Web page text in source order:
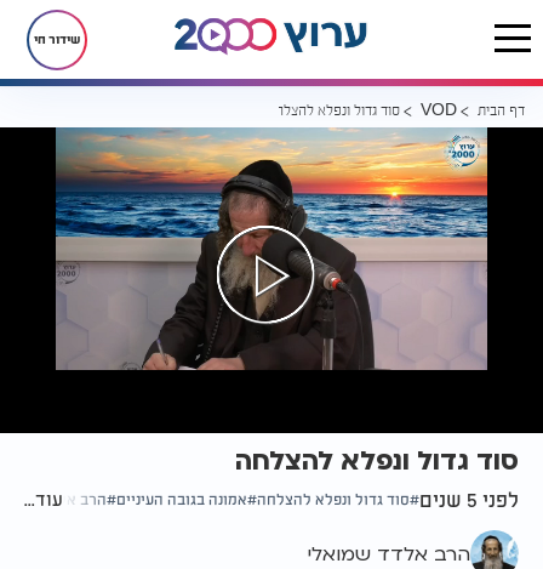
שידור חי
דף הבית VOD סוד גדול ונפלא להצלחה
סוד גדול ונפלא להצלחה
לפני 5 שנים סוד גדול ונפלא להצלחה אמונה בגובה העיניים הרב אלדדעוד...
הרב אלדד שמואלי